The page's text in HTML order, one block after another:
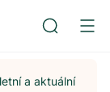
a aktuální